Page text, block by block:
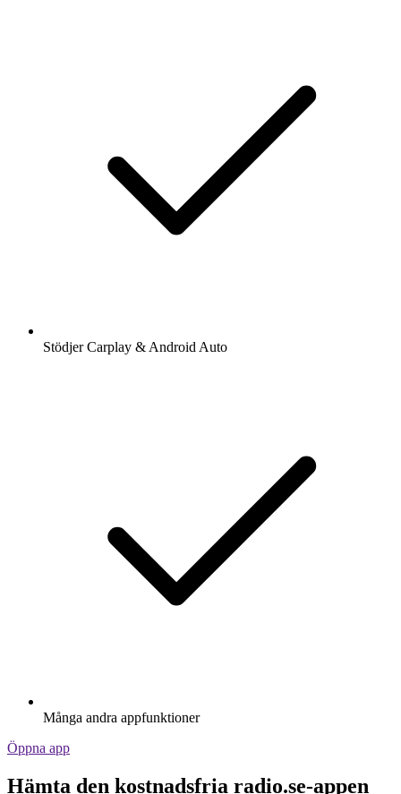
Stödjer Carplay & Android Auto
Många andra appfunktioner
Öppna app
Hämta den kostnadsfria radio.se-appen